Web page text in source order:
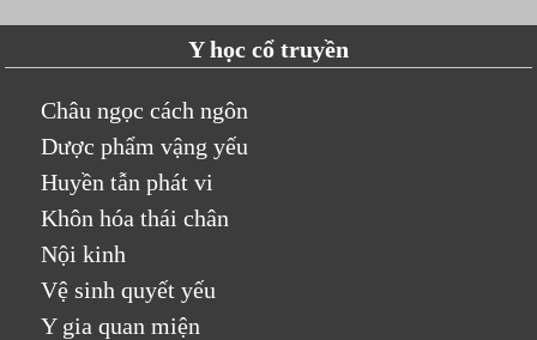
Y học cổ truyền
Châu ngọc cách ngôn
Dược phẩm vậng yếu
Huyền tẫn phát vi
Khôn hóa thái chân
Nội kinh
Vệ sinh quyết yếu
Y gia quan miện